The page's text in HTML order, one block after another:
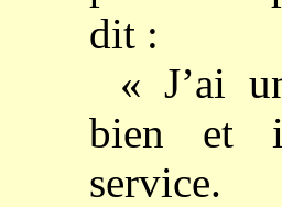
dit :
« J’ai
bien et
service.